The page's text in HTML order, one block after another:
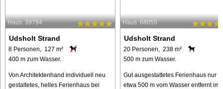
Haus: 39794
Udsholt Strand
8 Personen, 127 m²
400 m zum Wasser.
Von Architektenhand individuell neu
gestaltetes, helles Ferienhaus bei
Haus: 68055
Udsholt Strand
20 Personen, 238 m²
500 m zum Wasser.
Gut ausgestattetes Ferienhaus nur
etwa 500 m vom Wasser entfernt im